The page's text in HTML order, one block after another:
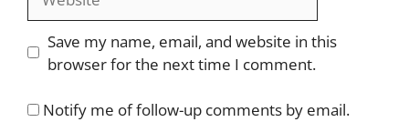
Save my name, email, and website in this
browser for the next time I comment.
Notify me of follow-up comments by email.